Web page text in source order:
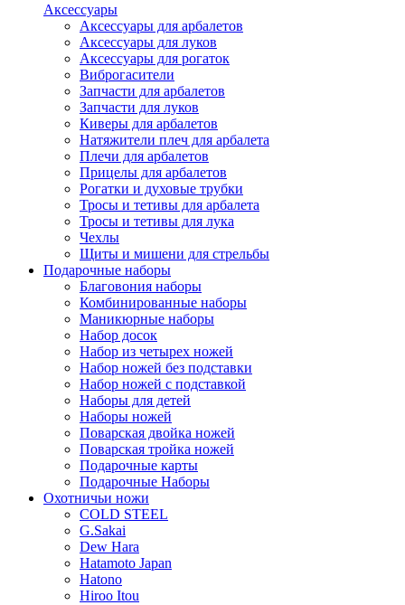
Аксессуары
Аксессуары для арбалетов
Аксессуары для луков
Аксессуары для рогаток
Виброгасители
Запчасти для арбалетов
Запчасти для луков
Киверы для арбалетов
Натяжители плеч для арбалета
Плечи для арбалетов
Прицелы для арбалетов
Рогатки и духовые трубки
Тросы и тетивы для арбалета
Тросы и тетивы для лука
Чехлы
Щиты и мишени для стрельбы
Подарочные наборы
Благовония наборы
Комбинированные наборы
Маникюрные наборы
Набор досок
Набор из четырех ножей
Набор ножей без подставки
Набор ножей с подставкой
Наборы для детей
Наборы ножей
Поварская двойка ножей
Поварская тройка ножей
Подарочные карты
Подарочные Наборы
Охотничьи ножи
COLD STEEL
G.Sakai
Dew Hara
Hatamoto Japan
Hatono
Hiroo Itou